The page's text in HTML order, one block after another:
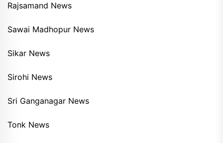
Rajsamand News
Sawai Madhopur News
Sikar News
Sirohi News
Sri Ganganagar News
Tonk News